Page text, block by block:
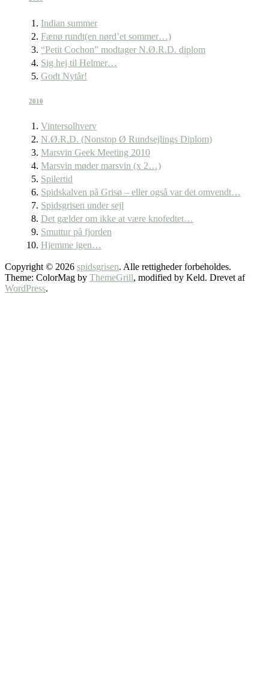
Indian summer
Fænø rundt(en nørd’et sommer…)
“Petit Cochon” modtager N.Ø.R.D. diplom
Sig hej til Helmer…
Godt Nytår!
2010
Vintersolhverv
N.Ø.R.D. (Nonstop Ø Rundsejlings Diplom)
Marsvin Geek Meeting 2010
Marsvin møder marsvin (x 2…)
Spilertid
Spidskalven på Grisø – eller også var det omvendt…
Spidsgrisen under sejl
Det gælder om ikke at være knofedtet…
Smuttur på fjorden
Hjemme igen…
Copyright © 2026 spidsgrisen. Alle rettigheder forbeholdes.
Theme: ColorMag by ThemeGrill, modified by Keld. Drevet af
WordPress.